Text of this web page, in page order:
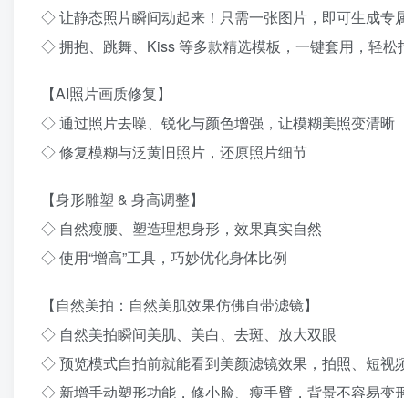
◇ 让静态照片瞬间动起来！只需一张图片，即可生成专
◇ 拥抱、跳舞、Kiss 等多款精选模板，一键套用，轻松
【AI照片画质修复】
◇ 通过照片去噪、锐化与颜色增强，让模糊美照变清晰
◇ 修复模糊与泛黄旧照片，还原照片细节
【身形雕塑 & 身高调整】
◇ 自然瘦腰、塑造理想身形，效果真实自然
◇ 使用“增高”工具，巧妙优化身体比例
【自然美拍：自然美肌效果仿佛自带滤镜】
◇ 自然美拍瞬间美肌、美白、去斑、放大双眼
◇ 预览模式自拍前就能看到美颜滤镜效果，拍照、短视
◇ 新增手动塑形功能，修小脸、瘦手臂，背景不容易变